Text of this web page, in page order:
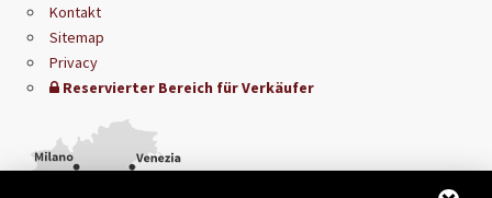
Kontakt
Sitemap
Privacy
Reservierter Bereich für Verkäufer